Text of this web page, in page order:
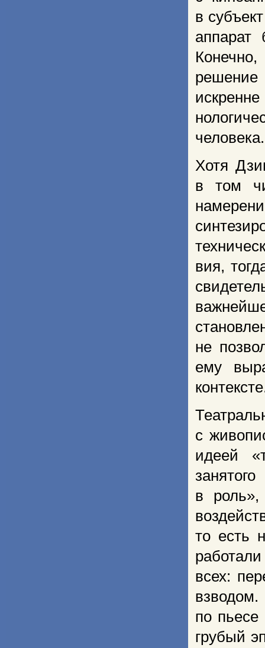
в
аппарат
человека.
Хотя
в том
вия,
не
ему
с
идеей
в роль»,
то есть
всех:
по пьесе
грубый